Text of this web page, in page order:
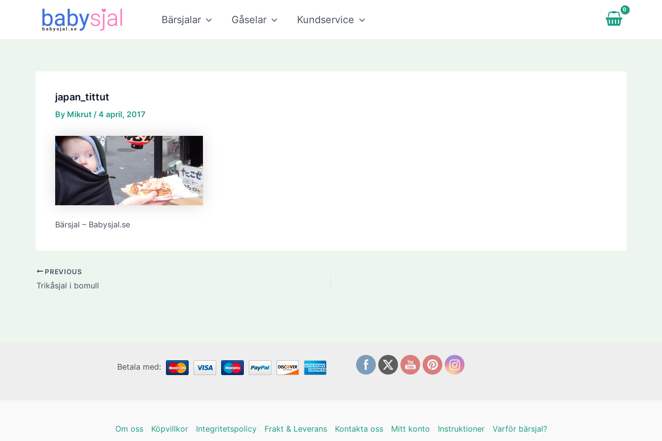
Bärsjalar Gåselar Kundservice
japan_tittut
By Mikrut / 4 april, 2017
Bärsjal – Babysjal.se
Post
navigation
PREVIOUS
Trikåsjal i bomull
Betala med:
Om oss Köpvillkor Integritetspolicy Frakt & Leverans Kontakta oss Mitt konto Instruktioner Varför bärsjal?